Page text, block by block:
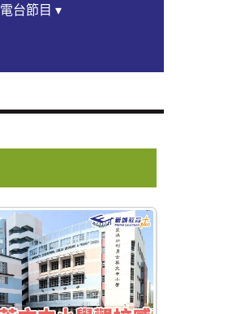
電台節目 ▾